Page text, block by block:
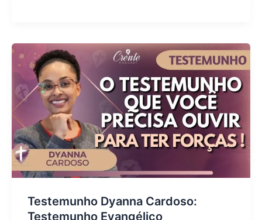
Testemunho Dyanna Cardoso:
Testemunho Evangélico